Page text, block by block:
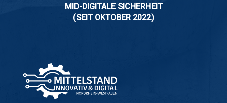
MID-DIGITALE SICHERHEIT
(SEIT OKTOBER 2022)